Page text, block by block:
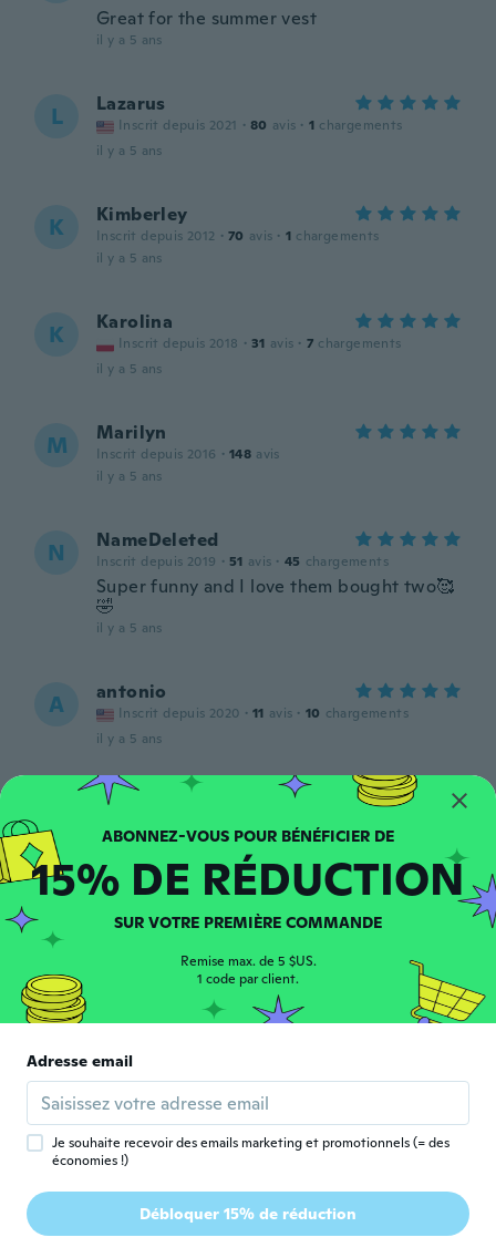
Great for the summer vest
il y a 5 ans
L Lazarus
Inscrit depuis 2021 · 80 avis · 1 chargements
il y a 5 ans
K Kimberley
Inscrit depuis 2012 · 70 avis · 1 chargements
il y a 5 ans
K Karolina
Inscrit depuis 2018 · 31 avis · 7 chargements
il y a 5 ans
M Marilyn
Inscrit depuis 2016 · 148 avis
il y a 5 ans
N NameDeleted
Inscrit depuis 2019 · 51 avis · 45 chargements
Super funny and I love them bought two🥰
🤣
il y a 5 ans
A antonio
Inscrit depuis 2020 · 11 avis · 10 chargements
il y a 5 ans
Blaine
12
chargements
il y a 5 ans
Inscrit depuis 2020 · 108 avis · 3 chargements
Very nice colours and details are very
C Casey🎀
Inscrit depuis 2020 · 46 avis · 42 chargements
Cute
Stephanie
Inscrit depuis 2015 · 57 avis · 7 chargements
15% DE RÉDUCTION
SUR VOTRE PREMIÈRE COMMANDE
Remise max. de 5 $US.
1 code par client.
Adresse email
Je souhaite recevoir des emails marketing et promotionnels (= des
économies !)
Débloquer 15% de réduction